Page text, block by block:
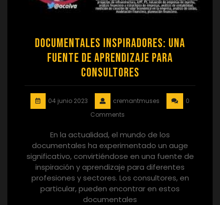
Documentales Inspiradores: Una
Fuente de Aprendizaje para
Consultores
04 junio 2023 cremantmuses
0
Comments
En la actualidad, el mundo de los
documentales ha experimentado un auge
significativo, convirtiéndose en una fuente de
inspiración y aprendizaje para diferentes
profesiones y sectores. Los consultores, en
particular, pueden encontrar en estos
documentales